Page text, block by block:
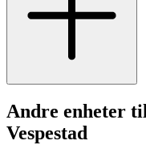
Andre enheter
Vespestad